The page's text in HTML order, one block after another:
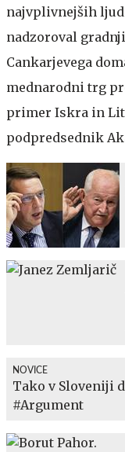
najvplivnejših
nadzoroval
Cankarjevega
mednarodni trg
primer Iskra in
podpredsednik
NOVICE
Tako v Sloveniji
#Argument